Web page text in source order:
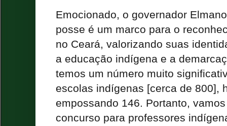
Emocionado, o governador
posse é um marco para o
no Ceará, valorizando suas
a educação indígena e a
temos um número muito
escolas indígenas [cerca de 800],
empossando 146. Portanto,
concurso para professores